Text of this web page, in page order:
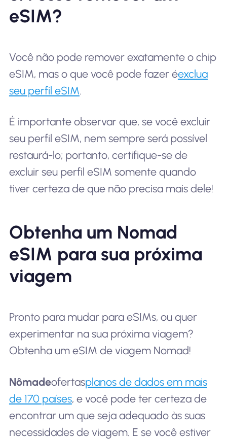
eSIM?
Você não pode remover exatamente o chip
eSIM, mas o que você pode fazer éexclua
seu perfil eSIM.
É importante observar que, se você excluir
seu perfil eSIM, nem sempre será possível
restaurá-lo; portanto, certifique-se de
excluir seu perfil eSIM somente quando
tiver certeza de que não precisa mais dele!
Obtenha um Nomad
eSIM para sua próxima
viagem
Pronto para mudar para eSIMs, ou quer
experimentar na sua próxima viagem?
Obtenha um eSIM de viagem Nomad!
Nômadeofertasplanos de dados em mais
de 170 países, e você pode ter certeza de
encontrar um que seja adequado às suas
necessidades de viagem. E se você estiver